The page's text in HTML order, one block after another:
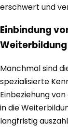
erschwert und
Einbindung
Weiterbildung
Manchmal sind
spezialisierte
Einbeziehung
in die
langfristig